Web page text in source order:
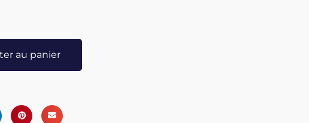
Elles peuvent être aussi utilisés pour équilibrer vos
placer le Moki positif ou yang devant le corps, et le négatif
du chakra. Allongé de préférence, laissez les pierres
de minutes, sans pensées, en méditation. Si vous
les Moquis dans vos mains. La pierre positive dans la
vous pouvez utiliser un pendule. Yin = énergie féminine
au panier